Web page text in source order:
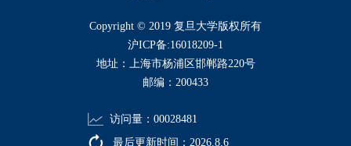
​Copyright © 2019 复旦大学版权所有
沪ICP备:16018209-1
地址：上海市杨浦区邯郸路220号
邮编：200433
访问量： 00028481
最后更新时间： 2026 8 6